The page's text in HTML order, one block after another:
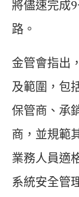
將儘速完成
路。
金管會指出
及範圍，包
保管商、承
商，並規範
業務人員適
系統安全管